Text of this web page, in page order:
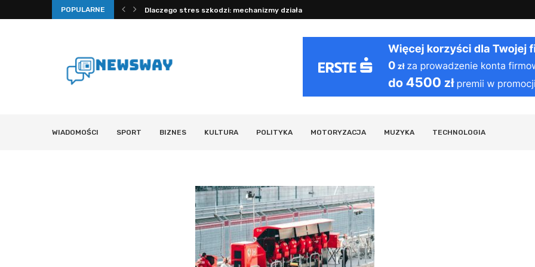
POPULARNE
porady na sen, nawodnienie... Dlaczego stres szkodzi: mechanizmy działania organizmu i ciekawostki...
WIADOMOŚCI SPORT BIZNES KULTURA POLITYKA MOTORYZACJA MUZYKA TECHNOLOGIA